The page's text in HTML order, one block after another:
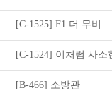
[C-1525] F1 더 무비
[C-1524] 이처럼 사소
[B-466] 소방관